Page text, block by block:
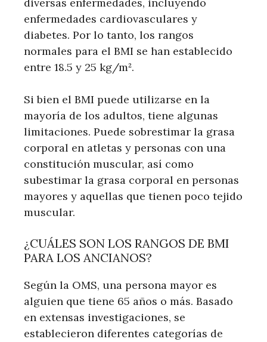
enfermedades cardiovasculares y
diabetes. Por lo tanto, los rangos
normales para el BMI se han establecido
entre 18.5 y 25 kg/m².
Si bien el BMI puede utilizarse en la
mayoría de los adultos, tiene algunas
limitaciones. Puede sobrestimar la grasa
corporal en atletas y personas con una
constitución muscular, así como
subestimar la grasa corporal en personas
mayores y aquellas que tienen poco tejido
muscular.
¿CUÁLES SON LOS RANGOS DE BMI
PARA LOS ANCIANOS?
Según la OMS, una persona mayor es
alguien que tiene 65 años o más. Basado
en extensas investigaciones, se
establecieron diferentes categorías de